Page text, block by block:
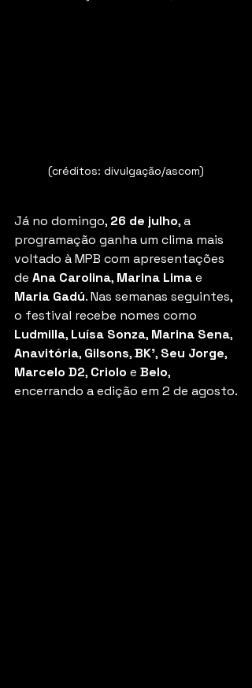
(créditos: divulgação/ascom)
Já no domingo, 26 de julho, a
programação ganha um clima mais
voltado à MPB com apresentações
de Ana Carolina, Marina Lima e
Maria Gadú. Nas semanas seguintes,
o festival recebe nomes como
Ludmilla, Luísa Sonza, Marina Sena,
Anavitória, Gilsons, BK', Seu Jorge,
Marcelo D2, Criolo e Belo,
encerrando a edição em 2 de agosto.